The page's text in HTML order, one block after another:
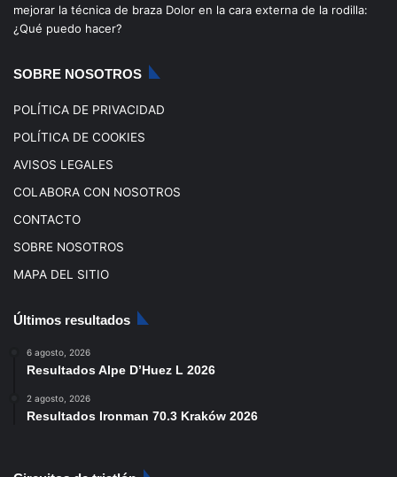
mejorar la técnica de braza Dolor en la cara externa de la rodilla:
¿Qué puedo hacer?
SOBRE NOSOTROS
POLÍTICA DE PRIVACIDAD
POLÍTICA DE COOKIES
AVISOS LEGALES
COLABORA CON NOSOTROS
CONTACTO
SOBRE NOSOTROS
MAPA DEL SITIO
Últimos resultados
6 agosto, 2026
Resultados Alpe D’Huez L 2026
2 agosto, 2026
Resultados Ironman 70.3 Kraków 2026